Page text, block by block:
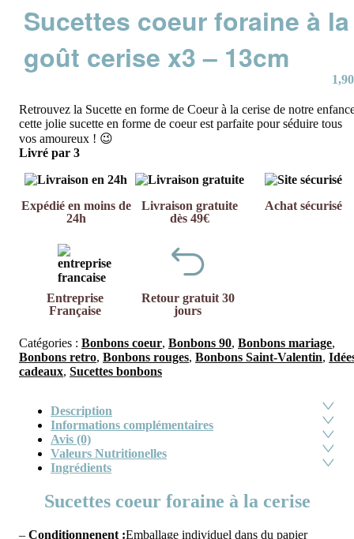
Sucettes coeur foraine à la
goût cerise x3 – 13cm
1,90
Retrouvez la Sucette en forme de Coeur à la cerise de notre
cette jolie sucette en forme de coeur est parfaite pour séduire tous
vos amoureux ! 😉
Livré par 3
Expédié en moins de
24h
Livraison gratuite
dès 49€
Achat sécurisé
Entreprise
Française
Retour gratuit 30
jours
Catégories : Bonbons coeur, Bonbons 90, Bonbons mariage,
Bonbons retro, Bonbons rouges, Bonbons Saint-Valentin,
cadeaux, Sucettes bonbons
Description
Informations complémentaires
Avis (0)
Valeurs Nutritionelles
Ingrédients
Sucettes coeur foraine à la cerise
– Conditionnenent :Emballage individuel dans du papier